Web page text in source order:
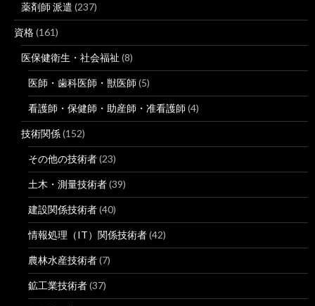
薬剤師 派遣 (237)
資格(161)
医保健衛生・社会福祉 (8)
医師・歯科医師・獣医師 (5)
看護師・保健師・助産師・准看護師 (4)
技術関係(152)
その他の技術者(23)
土木・測量技術者(39)
建設関係技術者(40)
情報処理（IT）関係技術者(42)
農林水産技術者(7)
鉱工業技術者(37)